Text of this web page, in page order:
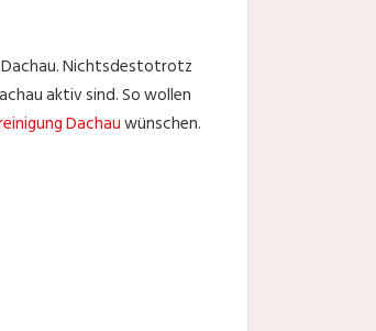
Nichtsdestotrotz
aktiv sind. So wollen
Dachauwünschen.